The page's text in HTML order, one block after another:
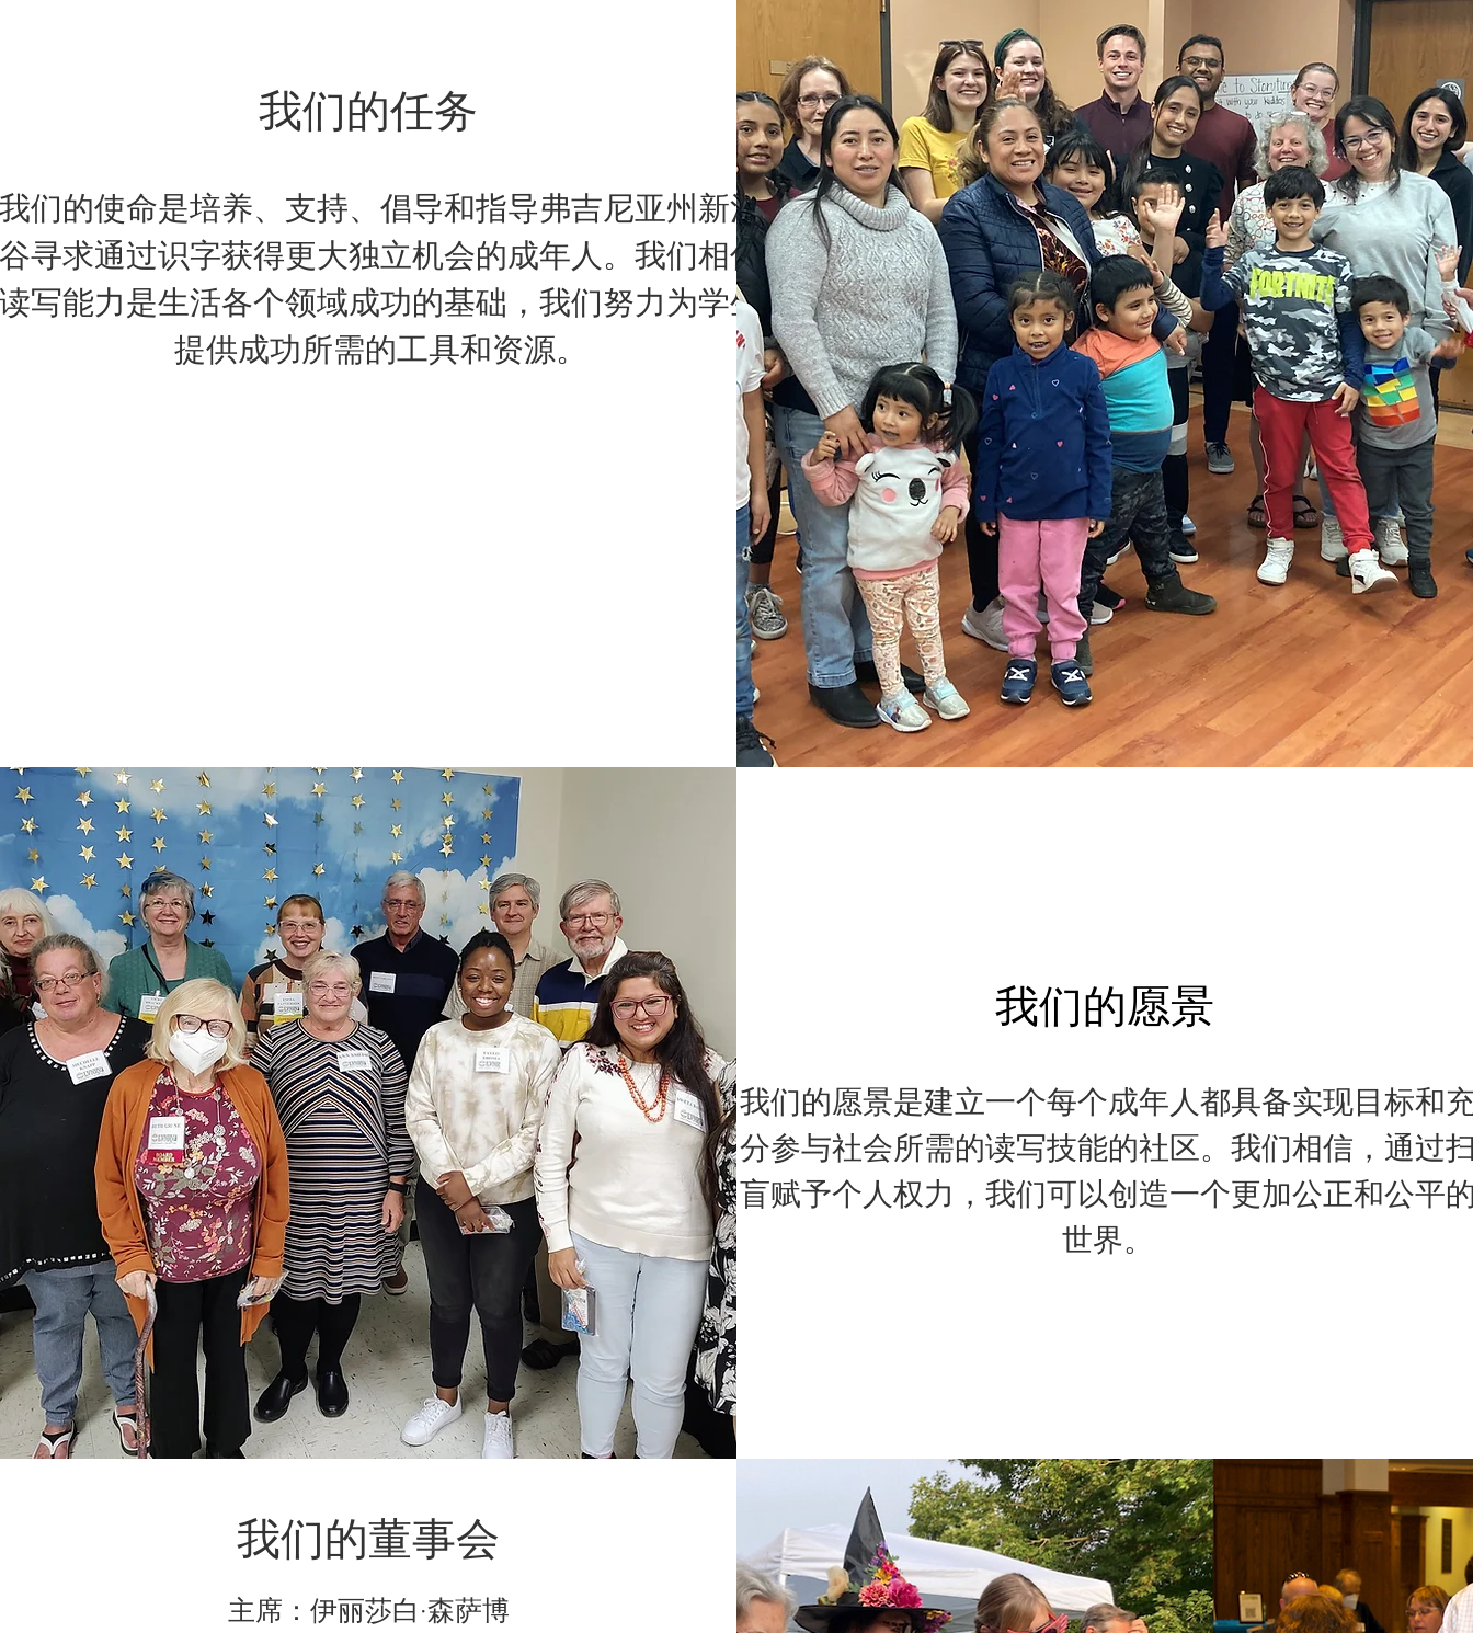
我们的任务
我们的使命是培养、支持、倡导和指导弗吉尼亚州新河
谷寻求通过识字获得更大独立机会的成年人。我们相信
读写能力是生活各个领域成功的基础，我们努力为学生
提供成功所需的工具和资源。
我们的愿景
我们的愿景是建立一个每个成年人都具备实现目标和
分参与社会所需的读写技能的社区。我们相信，通过
盲赋予个人权力，我们可以创造一个更加公正和公平
世界。
我们的董事会
主席：伊丽莎白·森萨博